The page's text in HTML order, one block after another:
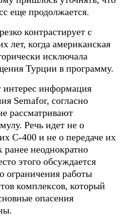
еще продолжается.
контрастирует с
лет, когда американская
исключала
Турции в программу.
интерес информация
Semafor, согласно
рассматривают
Речь идет не о
С-400 и не о передаче их
ранее неоднократно
этого обсуждается
ограничения работы
комплексов, который
опасения